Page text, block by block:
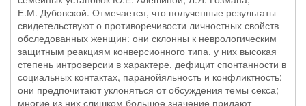
Е.М. Дубовской. Отмечается, что полученные результаты
свидетельствуют о противоречивости личностных свойств
обследованных женщин: они склонны к неврологическим
защитным реакциям конверсионного типа, у них высокая
степень интроверсии в характере, дефицит спонтанности в
социальных контактах, паранойяльность и конфликтность;
они предпочитают уклоняться от обсуждения темы секса;
многие из них слишком большое значение придают